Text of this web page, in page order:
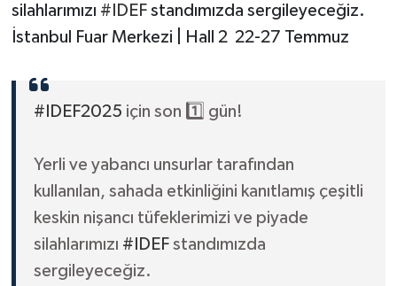
silahlarımızı #IDEFstandımızda sergileyeceğiz.
İstanbul Fuar Merkezi | Hall 2 22-27 Temmuz
#IDEF2025 için son 1️⃣ gün!
Yerli ve yabancı unsurlar tarafından
kullanılan, sahada etkinliğini kanıtlamış çeşitli
keskin nişancı tüfeklerimizi ve piyade
silahlarımızı #IDEFstandımızda
sergileyeceğiz.